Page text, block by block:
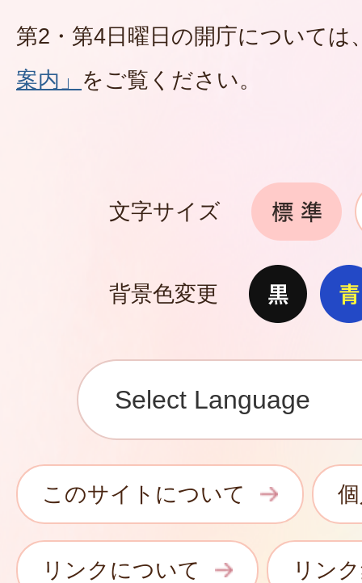
第2・第4日曜日の開庁については
案内」 をご覧ください。
文字サイズ
背景色変更
このサイトについて
リンクについて リン